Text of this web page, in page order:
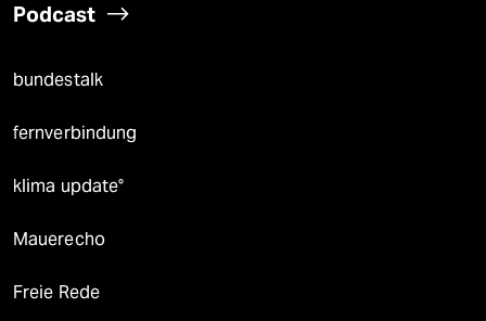
Podcast
bundestalk
fernverbindung
klima update°
Mauerecho
Freie Rede